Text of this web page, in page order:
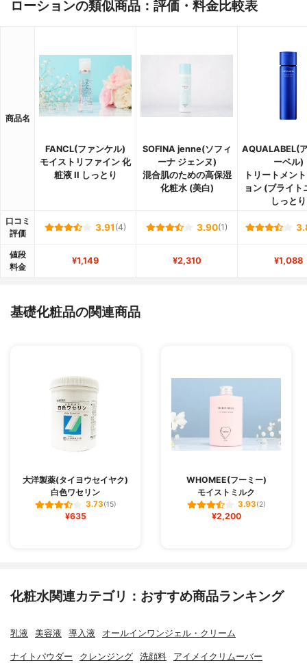
ローションの類似商品：評価・料金比較表
商品名
FANCL(ファンケル)
モイストリファイン 化
粧液 II しっとり
SOFINA jenne(ソフィ
ーナ ジェンヌ)
混合肌のための高保湿
化粧水 (美白)
AQUALABEL(
ーベル)
トリートメン
ョン (ブライト
しっとり
口コミ
評価
3.91 (4) 3.90(1)
値段
料金
¥1,149 ¥2,310 ¥1,088
基礎化粧品の関連商品
大洋製薬(タイヨウセイヤク)
白色ワセリン
3.73(15)
¥635
WHOMEE(フーミー)
モイストミルク
3.93(2)
¥2,200
化粧水関連カテゴリ：おすすめ商品ランキング
乳液 美容液 導入液 オールインワンジェル・クリーム
ナイトパウダー クレンジング 洗顔料 アイメイクリムーバー